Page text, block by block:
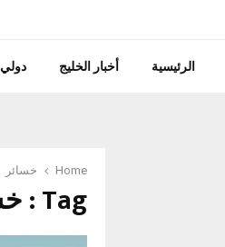
الرئيسية أخبار الخليج دولي
Home خسائر
Tag : خسائر